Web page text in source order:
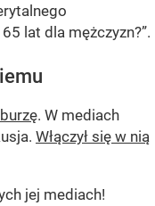
lat dla mężczyzn?”.
. W mediach
Włączył się w nią
jej mediach!